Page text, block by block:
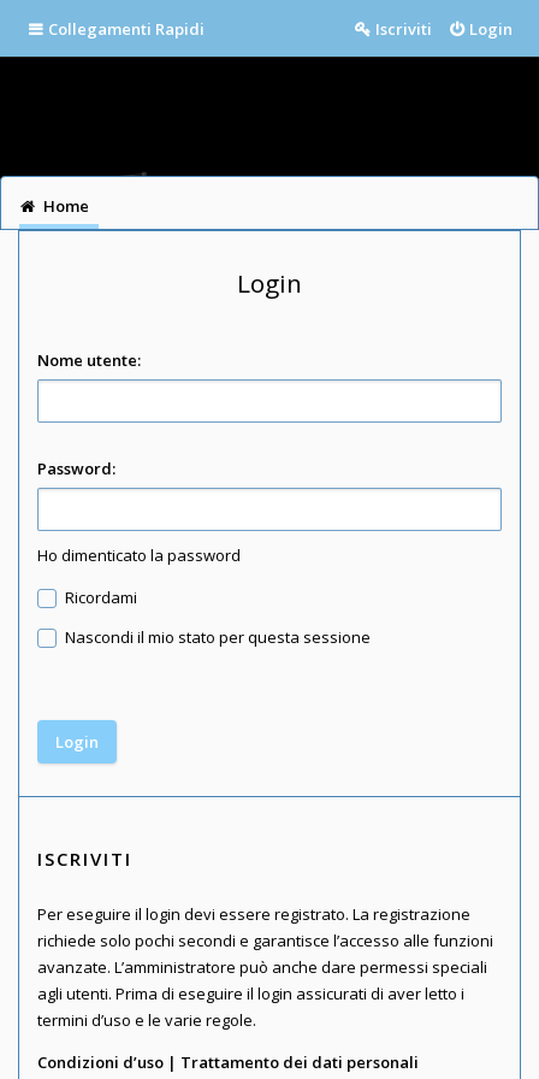
Collegamenti Rapidi Login
Iscriviti
Home
Login
Nome utente:
Password:
Ho dimenticato la password
Ricordami
Nascondi il mio stato per questa sessione
ISCRIVITI
Per eseguire il login devi essere registrato. La registrazione
richiede solo pochi secondi e garantisce l’accesso alle funzioni
avanzate. L’amministratore può anche dare permessi speciali
agli utenti. Prima di eseguire il login assicurati di aver letto i
termini d’uso e le varie regole.
Condizioni d’uso | Trattamento dei dati personali